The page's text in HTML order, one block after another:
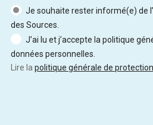
Je souhaite rester informé(e) de
des Sources.
J’ai lu et j’accepte la politique
données personnelles.
Lire lapolitique générale de